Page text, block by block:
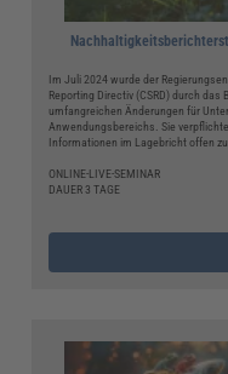
Im Juli 2024 wurde der
Reporting Directiv (CSRD) durch
umfangreichen Änderungen für
Anwendungsbereichs. Sie
Informationen im Lagebricht offen
ONLINE-LIVE-SEMINAR
DAUER 3 TAGE